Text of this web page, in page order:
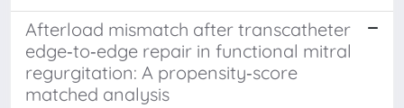
Afterload mismatch after transcatheter
edge‐to‐edge repair in functional mitral
regurgitation: A propensity‐score
matched analysis